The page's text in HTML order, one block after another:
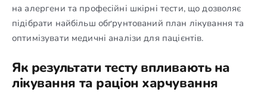
на алергени та професійні шкірні тести, що дозволяє
підібрати найбільш обґрунтований план лікування та
оптимізувати медичні аналізи для пацієнтів.
Як результати тесту впливають на
лікування та раціон харчування